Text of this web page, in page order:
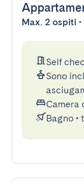
Max. 2 ospiti
Self
Sono
Camera
Bagno •